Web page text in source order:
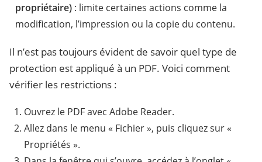
propriétaire) : limite certaines actions comme la
modification, l’impression ou la copie du contenu.
Il n’est pas toujours évident de savoir quel type de
protection est appliqué à un PDF. Voici comment
vérifier les restrictions :
Ouvrez le PDF avec Adobe Reader.
Allez dans le menu « Fichier », puis cliquez sur «
Propriétés ».